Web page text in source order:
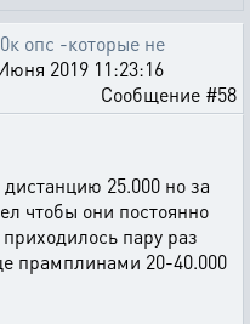
опс -которые не
2019 11:23:16
Сообщение #58
25.000 но за
чтобы они постоянно
пару раз
прамплинами 20-40.000